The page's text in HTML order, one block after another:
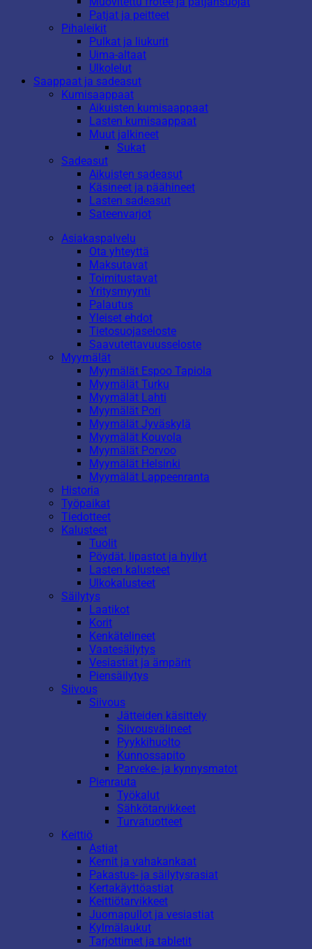
Patjat ja peitteet
Pihaleikit
Pulkat ja liukurit
Uima-altaat
Ulkolelut
Saappaat ja sadeasut
Kumisaappaat
Aikuisten kumisaappaat
Lasten kumisaappaat
Muut jalkineet
Sukat
Sadeasut
Aikuisten sadeasut
Käsineet ja päähineet
Lasten sadeasut
Sateenvarjot
Asiakaspalvelu
Ota yhteyttä
Maksutavat
Toimitustavat
Yritysmyynti
Palautus
Yleiset ehdot
Tietosuojaseloste
Saavutettavuusseloste
Myymälät
Myymälät Espoo Tapiola
Myymälät Turku
Myymälät Lahti
Myymälät Pori
Myymälät Jyväskylä
Myymälät Kouvola
Myymälät Porvoo
Myymälät Helsinki
Myymälät Lappeenranta
Historia
Työpaikat
Tiedotteet
Kalusteet
Tuolit
Pöydät, lipastot ja hyllyt
Lasten kalusteet
Ulkokalusteet
Säilytys
Laatikot
Korit
Kenkätelineet
Vaatesäilytys
Vesiastiat ja ämpärit
Piensäilytys
Siivous
Siivous
Jätteiden käsittely
Siivousvälineet
Pyykkihuolto
Kunnossapito
Parveke- ja kynnysmatot
Pienrauta
Työkalut
Sähkötarvikkeet
Turvatuotteet
Keittiö
Astiat
Kernit ja vahakankaat
Pakastus- ja säilytysrasiat
Kertakäyttöastiat
Keittiötarvikkeet
Juomapullot ja vesiastiat
Kylmälaukut
Tarjottimet ja tabletit